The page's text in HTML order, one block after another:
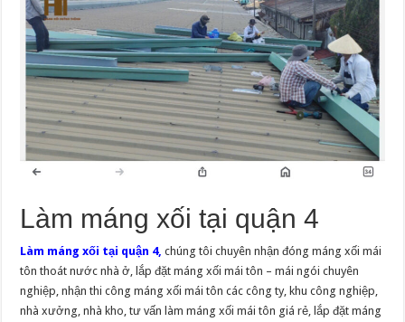
Làm máng xối tại quận 4
Làm máng xối tại quận 4, chúng tôi chuyên nhận đóng máng xối mái
tôn thoát nước nhà ở, lắp đặt máng xối mái tôn – mái ngói chuyên
nghiệp, nhận thi công máng xối mái tôn các công ty, khu công nghiệp,
nhà xưởng, nhà kho, tư vấn làm máng xối mái tôn giá rẻ, lắp đặt máng